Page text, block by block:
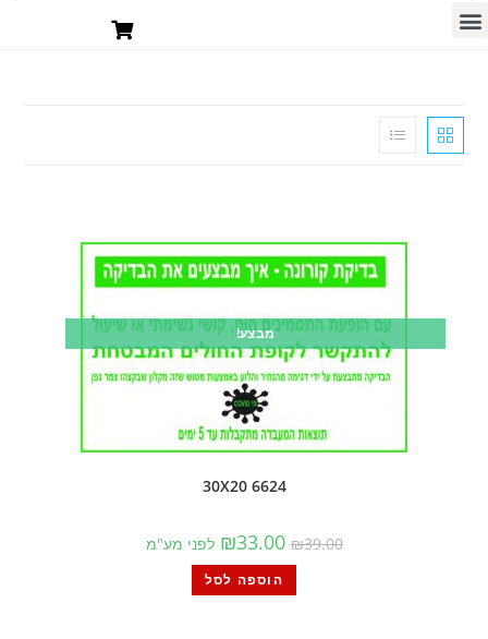
מבצע!
6624 30X20
₪39.00
₪33.00 לפני מע"מ
הוספה לסל